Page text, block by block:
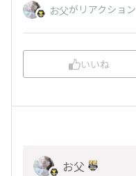
お父がリアクション
いいね
お父